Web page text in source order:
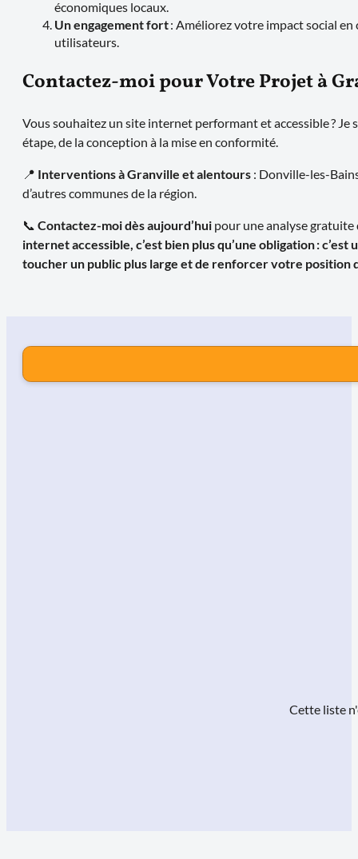
économiques locaux.
Un engagement fort: Améliorez votre impact social
utilisateurs.
Contactez-moi pour Votre Projet à
Vous souhaitez un site internet performant et accessible ? Je
étape, de la conception à la mise en conformité.
📍 Interventions à Granville et alentours : Donville-les-
d’autres communes de la région.
📞 Contactez-moi dès aujourd’hui pour une analyse
internet accessible, c’est bien plus qu’une obligation :
toucher un public plus large et de renforcer votre position
Cette liste